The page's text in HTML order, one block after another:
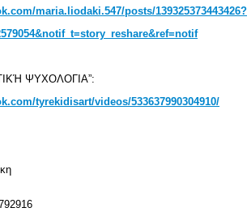
.com/maria. liodaki.547/posts/139325373443426?
ΨΥΧΟΛΟΓΙΑ”:
tyrekidisart/videos/533637990304910/